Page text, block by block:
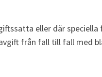
eller där
från fall till fall med